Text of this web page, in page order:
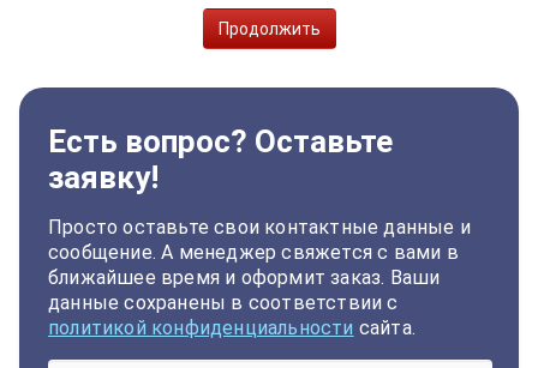
Продолжить
Есть вопрос? Оставьте
заявку!
Просто оставьте свои контактные данные и
сообщение. А менеджер свяжется с вами в
ближайшее время и оформит заказ. Ваши
данные сохранены в соответствии с
политикой конфиденциальности сайта.